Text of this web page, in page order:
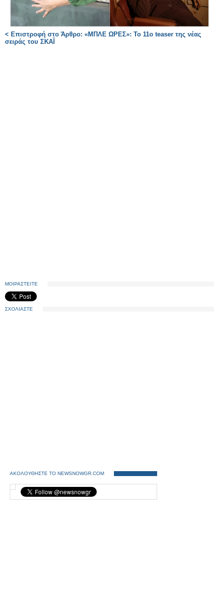
< Επιστροφή στο Άρθρο: «ΜΠΛΕ ΩΡΕΣ»: Το 11ο teaser της νέας
σειράς του ΣΚΑΪ
ΜΟΙΡΑΣΤΕΙΤΕ
ΣΧΟΛΙΑΣΤΕ
ΑΚΟΛΟΥΘΗΣΤΕ ΤΟ NEWSNOWGR.COM